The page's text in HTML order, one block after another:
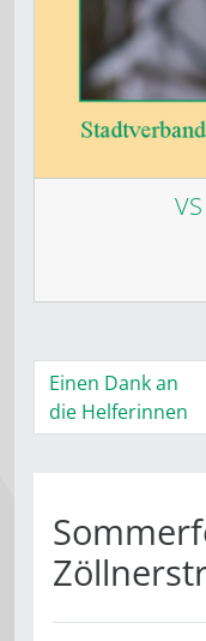
Einen Dank an
die Helferinnen